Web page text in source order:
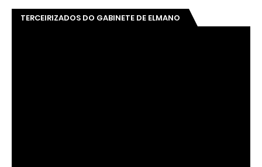
TERCEIRIZADOS DO GABINETE DE ELMANO